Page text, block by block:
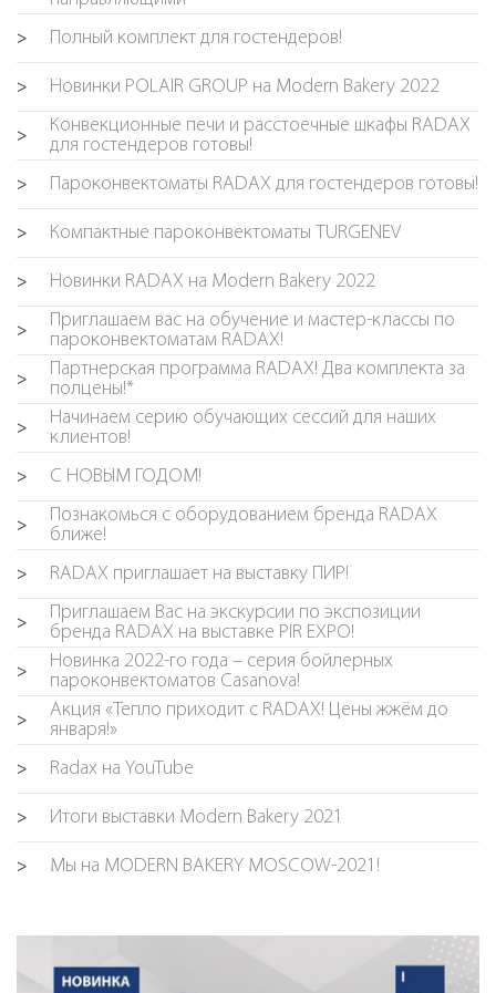
> Полный комплект для гостендеров!
> Новинки POLAIR GROUP на Modern Bakery 2022
>
Конвекционные печи и расстоечные шкафы RADAX
для гостендеров готовы!
> Пароконвектоматы RADAX для гостендеров готовы!
> Компактные пароконвектоматы TURGENEV
> Новинки RADAX на Modern Bakery 2022
>
Приглашаем вас на обучение и мастер-классы по
пароконвектоматам RADAX!
>
Партнерская программа RADAX! Два комплекта за
полцены!*
>
Начинаем серию обучающих сессий для наших
клиентов!
> С НОВЫМ ГОДОМ!
>
Познакомься с оборудованием бренда RADAX
ближе!
> RADAX приглашает на выставку ПИР!
>
Приглашаем Вас на экскурсии по экспозиции
бренда RADAX на выставке PIR EXPO!
>
Новинка 2022-го года – серия бойлерных
пароконвектоматов Casanova!
>
Акция «Тепло приходит с RADAX! Цены жжём до
января!»
> Radax на YouTube
> Итоги выставки Modern Bakery 2021
> Мы на MODERN BAKERY MOSCOW-2021!